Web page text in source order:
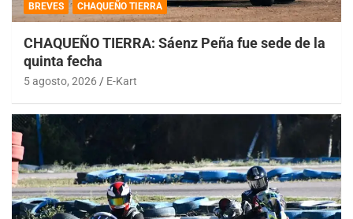
BREVES CHAQUEÑO TIERRA
CHAQUEÑO TIERRA: Sáenz Peña fue sede de la
quinta fecha
5 agosto, 2026 E-Kart